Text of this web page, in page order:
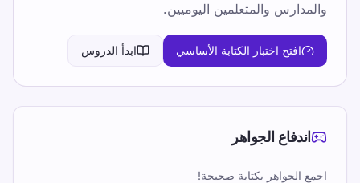
والمدارس والمتعلمين اليوميين.
افتح اختبار الكتابة الأساسي ابدأ الدروس
اندفاع الجواهر
اجمع الجواهر بكتابة صحيحة!